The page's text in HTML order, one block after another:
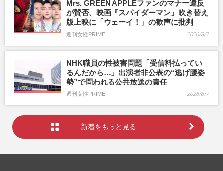
Mrs. GREEN APPLEファンのマナー違反
が賛否、映画『スパイダーマン』吹き替え
版上映に「ウェーイ！」の歓声に批判
週刊女性PRIME 2026/8/7
NHK職員の性被害問題「受信料払ってい
るんだから…」出演者非公表の“逃げ腰姿
勢”で問われる公共放送の責任
週刊女性PRIME 2026/8/7
新着をもっと見る